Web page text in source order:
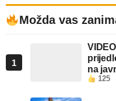
Možda vas
1
na
125